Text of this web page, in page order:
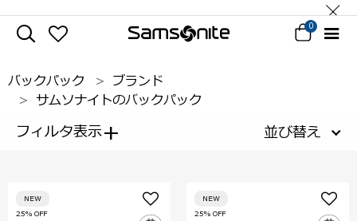
0
バックパック
ブランド
サムソナイトのバックパック
フィルタ表示+ 並び替え
25% OFF
NEW
25% OFF
NEW